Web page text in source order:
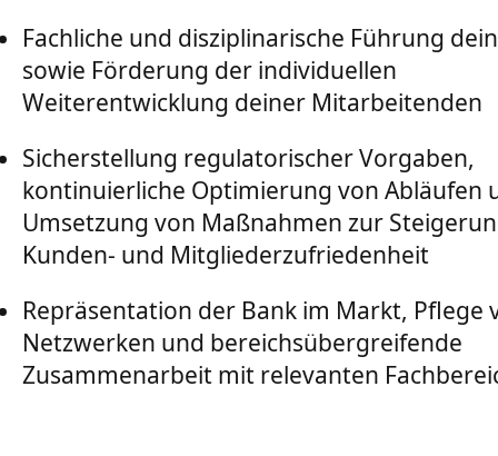
Fachliche und disziplinarische Führung
sowie Förderung der individuellen
Weiterentwicklung deiner Mitarbeitenden
Sicherstellung regulatorischer Vorgaben,
kontinuierliche Optimierung von Abläufen
Umsetzung von Maßnahmen zur
Kunden- und Mitgliederzufriedenheit
Repräsentation der Bank im Markt, Pflege
Netzwerken und bereichsübergreifende
Zusammenarbeit mit relevanten